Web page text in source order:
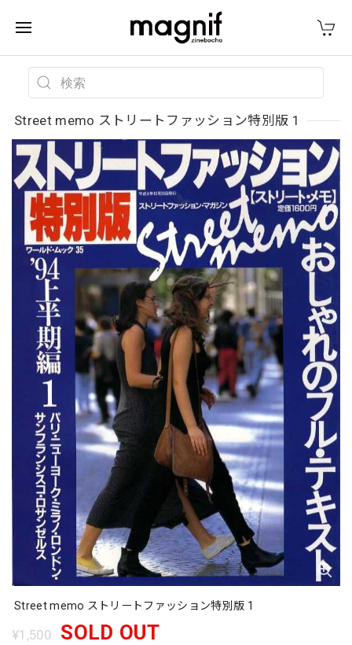
Street memo ストリートファッション特別版 1
Street memo ストリートファッション特別版 1
¥1,500 SOLD OUT